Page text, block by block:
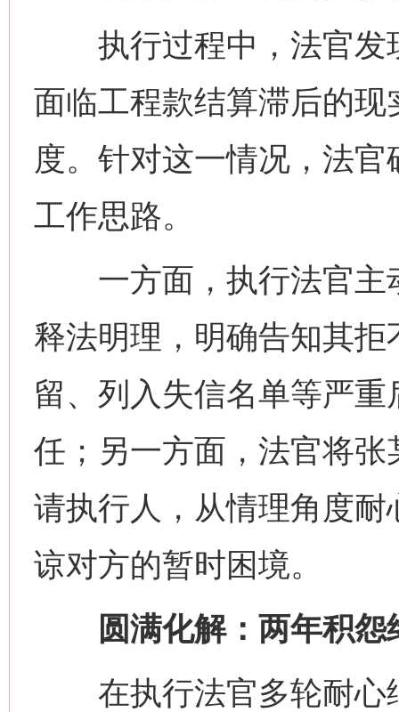
执行过程中，法官发
面临工程款结算滞后的
度。针对这一情况，法官
工作思路。
一方面，执行法官主
释法明理，明确告知其
留、列入失信名单等严
任；另一方面，法官将
请执行人，从情理角度
谅对方的暂时困境。
圆满化解：两年积怨
在执行法官多轮耐心